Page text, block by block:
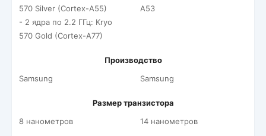
570 Silver (Cortex-A55)
- 2 ядра по 2.2 ГГц: Kryo
570 Gold (Cortex-A77)
A53
Производство
Samsung
Samsung
Размер транзистора
8 нанометров
14 нанометров